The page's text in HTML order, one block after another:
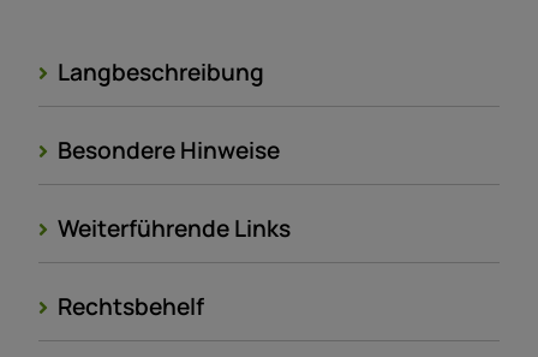
Langbeschreibung
Besondere Hinweise
Weiterführende Links
Rechtsbehelf